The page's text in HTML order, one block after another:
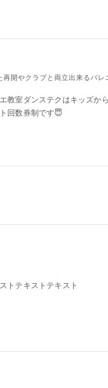
再開やクラブと両立出来るバレ
教室ダンステクはキッズか
回数券制です😇
トテキストテキスト